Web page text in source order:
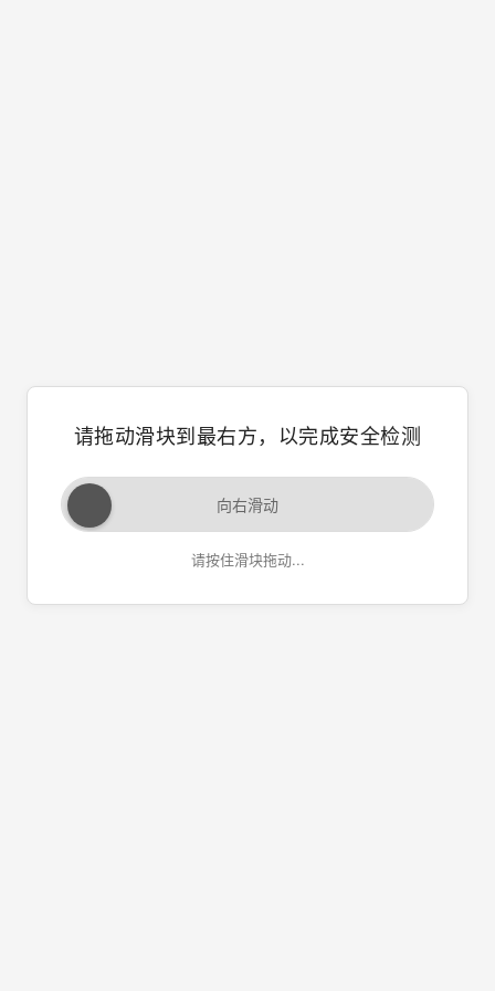
请拖动滑块到最右方，以完成安全检测
向右滑动
请按住滑块拖动...